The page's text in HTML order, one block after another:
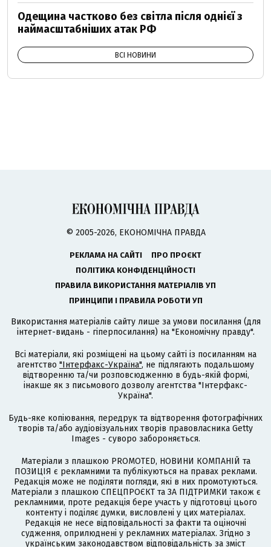
Одещина частково без світла після однієї з
наймасштабніших атак РФ
ВСІ НОВИНИ
© 2005-2026, ЕКОНОМІЧНА ПРАВДА
РЕКЛАМА НА САЙТІ
ПРО ПРОЄКТ
ПОЛІТИКА КОНФІДЕНЦІЙНОСТІ
ПРАВИЛА ВИКОРИСТАННЯ МАТЕРІАЛІВ УП
ПРИНЦИПИ І ПРАВИЛА РОБОТИ УП
Використання матеріалів сайту лише за умови посилання (для
інтернет-видань - гіперпосилання) на "Економічну правду".
Всі матеріали, які розміщені на цьому сайті із посиланням на
агентство "Інтерфакс-Україна", не підлягають подальшому
відтворенню та/чи розповсюдженню в будь-якій формі,
інакше як з письмового дозволу агентства "Інтерфакс-
Україна".
Будь-яке копіювання, передрук та відтворення фотографічних
творів та/або аудіовізуальних творів правовласника Getty
Images - суворо забороняється.
Матеріали з плашкою PROMOTED, НОВИНИ КОМПАНІЙ та
ПОЗИЦІЯ є рекламними та публікуються на правах реклами.
Редакція може не поділяти погляди, які в них промотуються.
Матеріали з плашкою СПЕЦПРОЄКТ та ЗА ПІДТРИМКИ також є
рекламними, проте редакція бере участь у підготовці цього
контенту і поділяє думки, висловлені у цих матеріалах.
Редакція не несе відповідальності за факти та оціночні
судження, оприлюднені у рекламних матеріалах. Згідно з
українським законодавством відповідальність за зміст